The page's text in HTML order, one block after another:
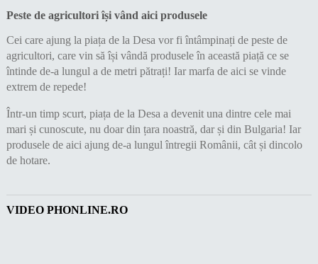
Peste de agricultori își vând aici produsele
Cei care ajung la piața de la Desa vor fi întâmpinați de peste de
agricultori, care vin să își vândă produsele în această piață ce se
întinde de-a lungul a de metri pătrați! Iar marfa de aici se vinde
extrem de repede!
Într-un timp scurt, piața de la Desa a devenit una dintre cele mai
mari și cunoscute, nu doar din țara noastră, dar și din Bulgaria! Iar
produsele de aici ajung de-a lungul întregii Românii, cât și dincolo
de hotare.
VIDEO PHONLINE.RO